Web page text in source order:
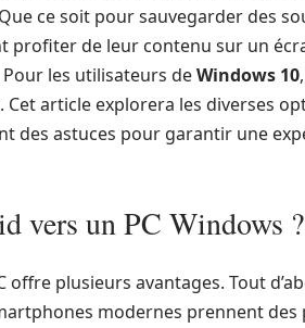
ce soit pour sauvegarder des
profiter de leur contenu sur un
les utilisateurs deWindows 10
article explorera les diverses
des astuces pour garantir une
vers un PC Windows ?
plusieurs avantages. Tout
modernes prennent des